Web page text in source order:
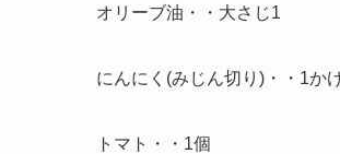
オリーブ油・・大さじ1
にんにく(みじん切り)・・1か
トマト・・1個